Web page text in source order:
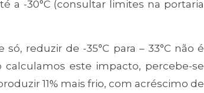
a -30°C (consultar limites na portaria
reduzir de -35°C para – 33°C não é
calculamos este impacto, percebe-se
11% mais frio, com acréscimo de